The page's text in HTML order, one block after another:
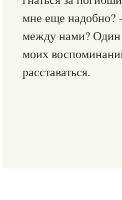
мне еще надобно?
между нами? Один
моих
расставаться.